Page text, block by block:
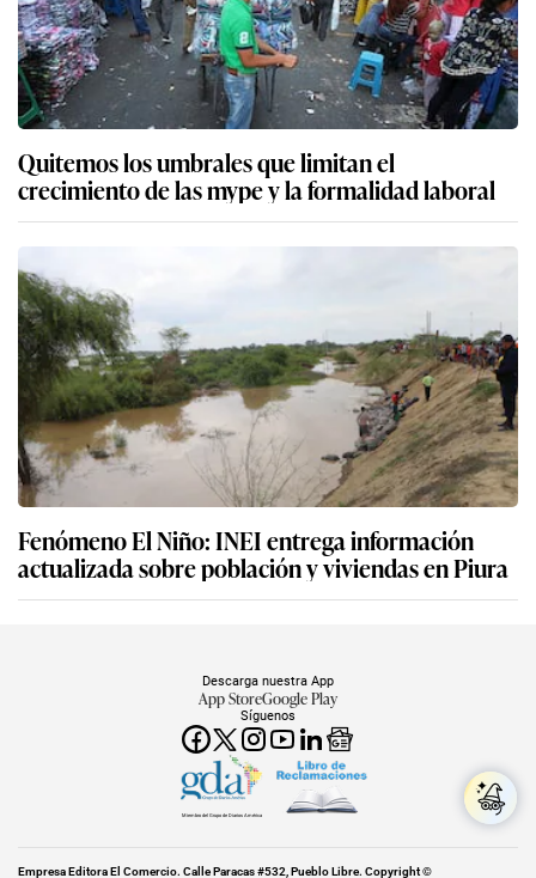
Quitemos los umbrales que limitan el
crecimiento de las mype y la formalidad laboral
Fenómeno El Niño: INEI entrega información
actualizada sobre población y viviendas en Piura
Síguenos
Descarga nuestra App
App StoreGoogle Play
Miembro del Grupo de Diarios América
Empresa Editora El Comercio. Calle Paracas #532, Pueblo Libre. Copyright ©